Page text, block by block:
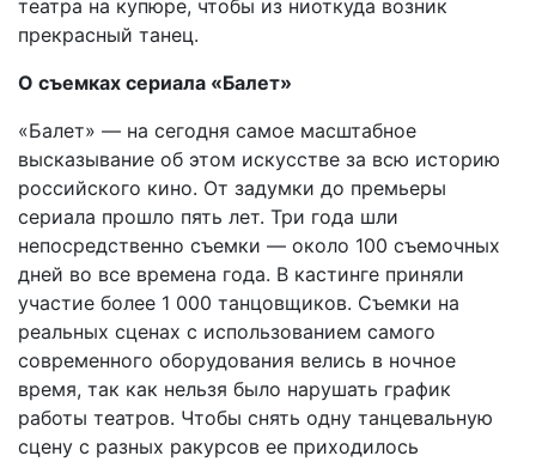
театра на купюре, чтобы из ниоткуда возник
прекрасный танец.
О съемках сериала «Балет»
«Балет» — на сегодня самое масштабное
высказывание об этом искусстве за всю историю
российского кино. От задумки до премьеры
сериала прошло пять лет. Три года шли
непосредственно съемки — около 100 съемочных
дней во все времена года. В кастинге приняли
участие более 1 000 танцовщиков. Съемки на
реальных сценах с использованием самого
современного оборудования велись в ночное
время, так как нельзя было нарушать график
работы театров. Чтобы снять одну танцевальную
сцену с разных ракурсов ее приходилось